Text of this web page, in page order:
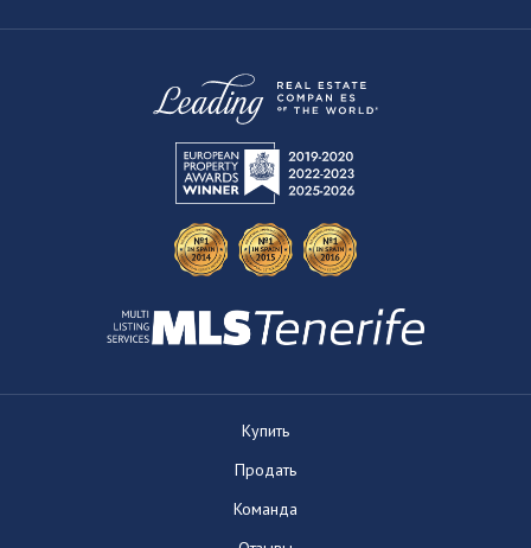
Купить
Продать
Команда